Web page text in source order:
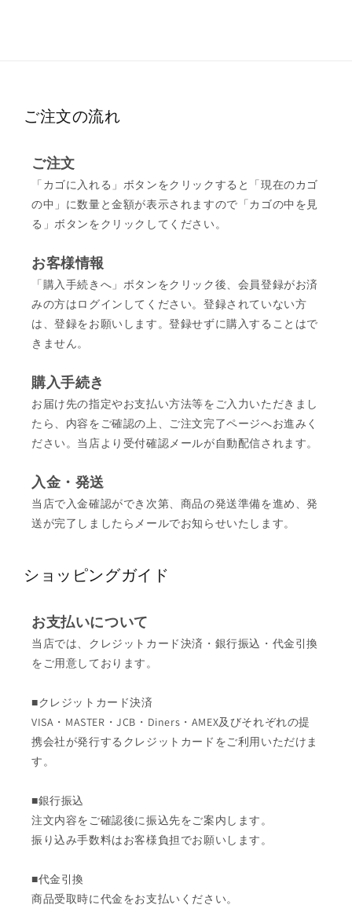
ご注文の流れ
ご注文
「カゴに入れる」ボタンをクリックすると「現在のカゴ
の中」に数量と金額が表示されますので「カゴの中を見
る」ボタンをクリックしてください。
お客様情報
「購入手続きへ」ボタンをクリック後、会員登録がお済
みの方はログインしてください。登録されていない方
は、登録をお願いします。登録せずに購入することはで
きません。
購入手続き
お届け先の指定やお支払い方法等をご入力いただきまし
たら、内容をご確認の上、ご注文完了ページへお進みく
ださい。当店より受付確認メールが自動配信されます。
入金・発送
当店で入金確認ができ次第、商品の発送準備を進め、発
送が完了しましたらメールでお知らせいたします。
ショッピングガイド
お支払いについて
当店では、クレジットカード決済・銀行振込・代金引換
をご用意しております。
■クレジットカード決済
VISA・MASTER・JCB・Diners・AMEX及びそれぞれの提
携会社が発行するクレジットカードをご利用いただけま
す。
■銀行振込
注文内容をご確認後に振込先をご案内します。
振り込み手数料はお客様負担でお願いします。
■代金引換
商品受取時に代金をお支払いください。